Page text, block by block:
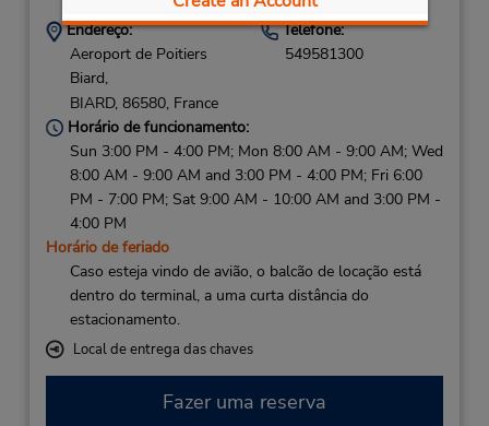
Endereço:
Aeroport de Poitiers
Biard,
BIARD, 86580, France
Telefone:
549581300
Horário de funcionamento:
Sun 3:00 PM - 4:00 PM; Mon 8:00 AM - 9:00 AM; Wed
8:00 AM - 9:00 AM and 3:00 PM - 4:00 PM; Fri 6:00
PM - 7:00 PM; Sat 9:00 AM - 10:00 AM and 3:00 PM -
4:00 PM
Horário de feriado
Caso esteja vindo de avião, o balcão de locação está
dentro do terminal, a uma curta distância do
estacionamento.
Local de entrega das chaves
Fazer uma reserva